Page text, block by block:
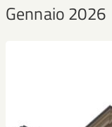
Gennaio 2026